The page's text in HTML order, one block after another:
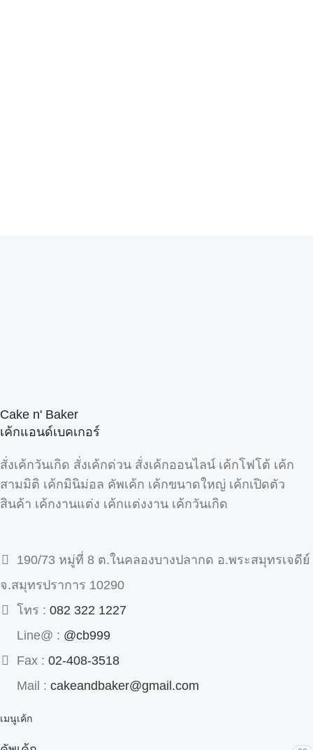
Cake n' Baker
เค้กแอนด์เบคเกอร์
สั่งเค้กวันเกิด สั่งเค้กด่วน สั่งเค้กออนไลน์ เค้กโฟโต้ เค้ก
สามมิติ เค้กมินิม่อล คัพเค้ก เค้กขนาดใหญ่ เค้กเปิดตัว
สินค้า เค้กงานแต่ง เค้กแต่งงาน เค้กวันเกิด
190/73 หมู่ที่ 8 ต.ในคลองบางปลากด อ.พระสมุทรเจดีย์
จ.สมุทรปราการ 10290
โทร : 082 322 1227
Line@ : @cb999
Fax : 02-408-3518
Mail : cakeandbaker@gmail.com
เมนูเค้ก